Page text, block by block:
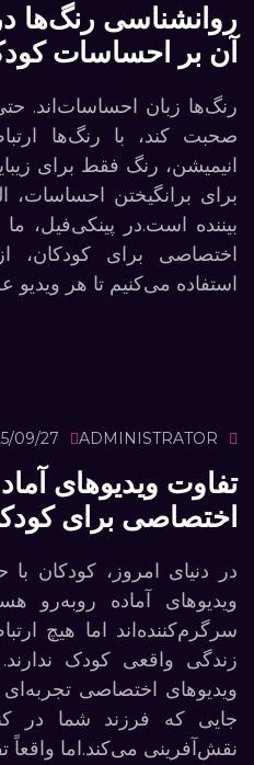
روانشناسی رنگ‌ها
آن بر احساسات
رنگ‌ها زبان احساسات‌اند.
صحبت کند، با رنگ‌ها
انیمیشن، رنگ فقط برای
برای برانگیختن احساسات،
بیننده است.در پینکی‌فیل،
اختصاصی برای کودکان،
استفاده می‌کنیم تا هر ویدیو
ADMINISTRATOR
09/27
تفاوت ویدیوهای
اختصاصی برای
در دنیای امروز، کودکان
ویدیوهای آماده روبه‌رو
سرگرم‌کننده‌اند اما هیچ
زندگی واقعی کودک
ویدیوهای اختصاصی
جایی که فرزند شما در
نقش‌آفرینی می‌کند.اما واقعاً